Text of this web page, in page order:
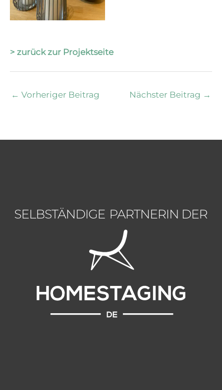
> zurück zur Projektseite
← Vorheriger Beitrag Nächster Beitrag →